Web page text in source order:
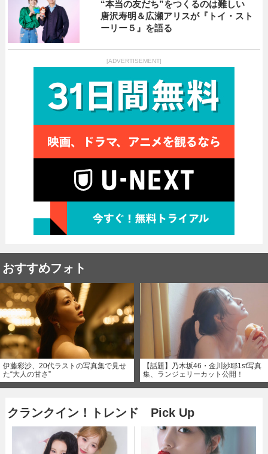
“本当の友だち”をつくるのは難しい
唐沢寿明＆広瀬アリスが『トイ・スト
ーリー５』を語る
[ADVERTISEMENT]
おすすめフォト
伊藤彩沙、20代ラストの写真集で見せ
た“大人の甘さ”
【話題】乃木坂46・金川紗耶1st写真
集、ランジェリーカット公開！
クランクイン！トレンド Pick Up